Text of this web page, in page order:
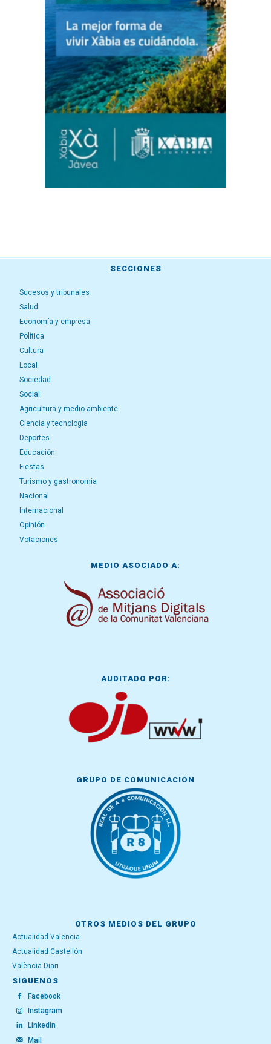
SECCIONES
Sucesos y tribunales
Salud
Economía y empresa
Política
Cultura
Local
Sociedad
Social
Agricultura y medio ambiente
Ciencia y tecnología
Deportes
Educación
Fiestas
Turismo y gastronomía
Nacional
Internacional
Opinión
Votaciones
MEDIO ASOCIADO A:
AUDITADO POR:
GRUPO DE COMUNICACIÓN
OTROS MEDIOS DEL GRUPO
Actualidad Valencia
Actualidad Castellón
València Diari
SÍGUENOS
Facebook
Instagram
Linkedin
Mail